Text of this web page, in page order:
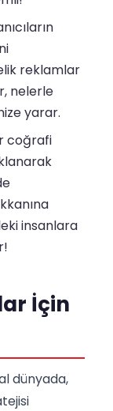
reklamlar
nelerle
yarar.
coğrafi
insanlara
İçin
dünyada,